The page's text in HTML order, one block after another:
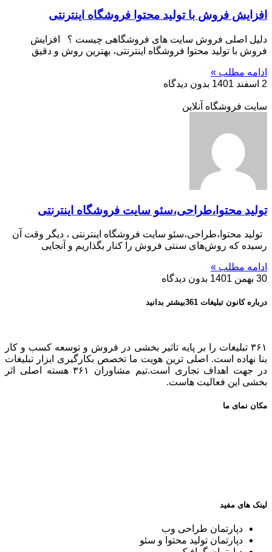
افزایش فروش با تولید محتوا فروشگاه اینترنتی
دلیل اصلی فروش سایت های فروشگاهی چیست ؟ افزایش
فروش با تولید محتوا فروشگاه اینترنتی، بهترین روش و دقیق
ادامه مطلب »
2 اسفند 1401
بدون دیدگاه
سایت فروشگاه آنلاین
تولید محتوا،طراحی،سئو سایت فروشگاه اینترنتی
تولید محتوا،طراحی،سئو سایت فروشگاه اینترنتی ، دیگر وقت آن
رسیده که روش‌های سنتی فروش را کنار بگذاریم و آنجایی
ادامه مطلب »
30 بهمن 1401
بدون دیدگاه
درباره کانون تبلیغات 361بیشتر بدانید
۳۶۱ تبلیغات را بر پایه تاثیر بخشی در فروش و توسعه کسب و کار
بنا نهاده است. اصلی ترین هویت ما تخصص بکارگیری ابزار تبلیغات
در جهت اهداف تجاری است.تیم مشاوران ۳۶۱ هسته اصلی اثر
بخشی این فعالیت هاست.
مکان نمای ما
لینک های مفید
دپارتمان طراحی وب
دپارتمان تولید محتوا و سئو